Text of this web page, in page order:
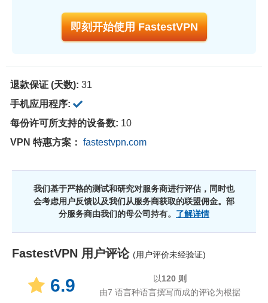
即刻开始使用 FastestVPN
退款保证 (天数): 31
手机应用程序:
每份许可所支持的设备数: 10
VPN 特惠方案： fastestvpn.com
我们基于严格的测试和研究对服务商进行评估，同时也
会考虑用户反馈以及我们从服务商获取的联盟佣金。部
分服务商由我们的母公司持有。 了解详情
FastestVPN 用户评论 (用户评价未经验证)
6.9 以120 则
由7 语言种语言撰写而成的评论为根据